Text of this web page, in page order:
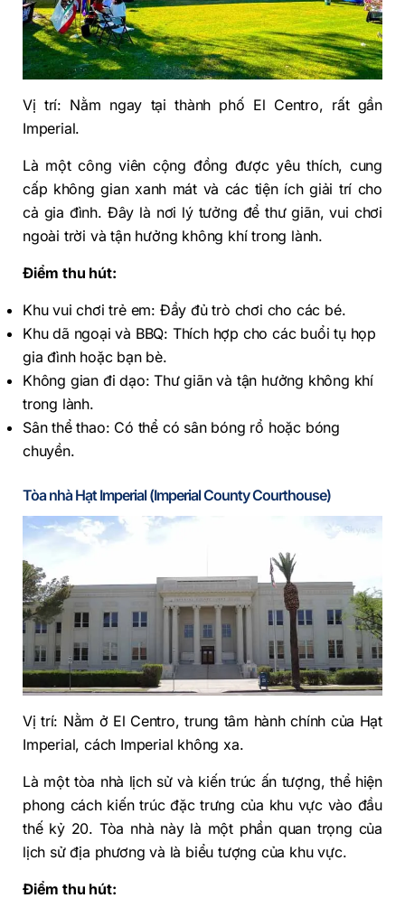
Vị trí: Nằm ngay tại thành phố El Centro, rất gần
Imperial.
Là một công viên cộng đồng được yêu thích, cung
cấp không gian xanh mát và các tiện ích giải trí cho
cả gia đình. Đây là nơi lý tưởng để thư giãn, vui chơi
ngoài trời và tận hưởng không khí trong lành.
Điểm thu hút:
Khu vui chơi trẻ em: Đầy đủ trò chơi cho các bé.
Khu dã ngoại và BBQ: Thích hợp cho các buổi tụ họp
gia đình hoặc bạn bè.
Không gian đi dạo: Thư giãn và tận hưởng không khí
trong lành.
Sân thể thao: Có thể có sân bóng rổ hoặc bóng
chuyền.
Tòa nhà Hạt Imperial (Imperial County Courthouse)
Vị trí: Nằm ở El Centro, trung tâm hành chính của Hạt
Imperial, cách Imperial không xa.
Là một tòa nhà lịch sử và kiến trúc ấn tượng, thể hiện
phong cách kiến trúc đặc trưng của khu vực vào đầu
thế kỷ 20. Tòa nhà này là một phần quan trọng của
lịch sử địa phương và là biểu tượng của khu vực.
Điểm thu hút: